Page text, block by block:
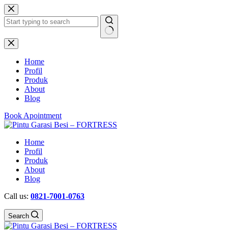
Skip
to
content
No
results
Home
Profil
Produk
About
Blog
Book Apointment
Home
Profil
Produk
About
Blog
Call us: 0821-7001-0763
Search